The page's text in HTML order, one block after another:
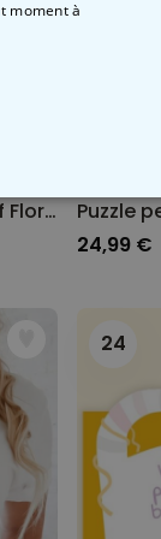
Peignoir personnalisé Motif Floral avec Monogramme et Texte
24,99 €
24
moment à
NON CLASSÉ